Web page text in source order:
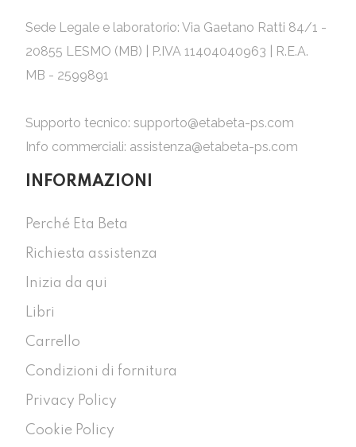
Sede Legale e laboratorio: Via Gaetano Ratti 84/1 -
20855 LESMO (MB) | P.IVA 11404040963 | R.E.A.
MB - 2599891
Supporto tecnico: supporto@etabeta-ps.com
Info commerciali: assistenza@etabeta-ps.com
INFORMAZIONI
Perché Eta Beta
Richiesta assistenza
Inizia da qui
Libri
Carrello
Condizioni di fornitura
Privacy Policy
Cookie Policy